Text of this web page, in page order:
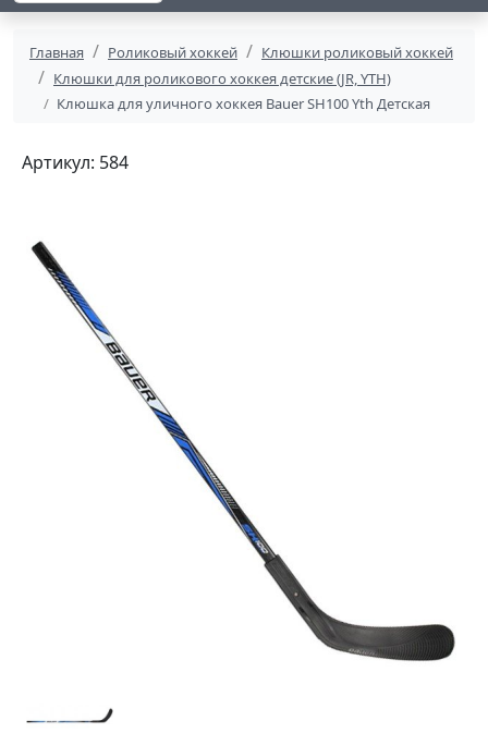
Главная Роликовый хоккей
Клюшки роликовый хоккей
Клюшки для роликового хоккея детские (JR, YTH)
Клюшка для уличного хоккея Bauer SH100 Yth Детская
Артикул: 584